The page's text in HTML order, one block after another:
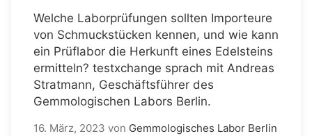
Welche Laborprüfungen sollten Importeure
von Schmuckstücken kennen, und wie kann
ein Prüflabor die Herkunft eines Edelsteins
ermitteln? testxchange sprach mit Andreas
Stratmann, Geschäftsführer des
Gemmologischen Labors Berlin.
16. März, 2023 von Gemmologisches Labor Berlin